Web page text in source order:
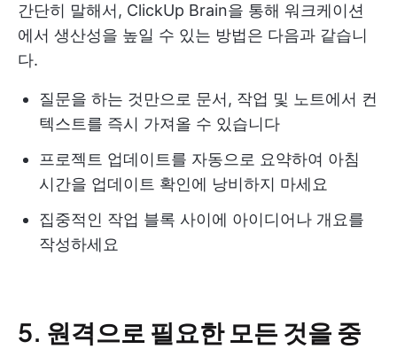
간단히 말해서, ClickUp Brain을 통해 워크케이션
에서 생산성을 높일 수 있는 방법은 다음과 같습니
다.
질문을 하는 것만으로 문서, 작업 및 노트에서 컨
텍스트를 즉시 가져올 수 있습니다
프로젝트 업데이트를 자동으로 요약하여 아침
시간을 업데이트 확인에 낭비하지 마세요
집중적인 작업 블록 사이에 아이디어나 개요를
작성하세요
5. 원격으로 필요한 모든 것을 중